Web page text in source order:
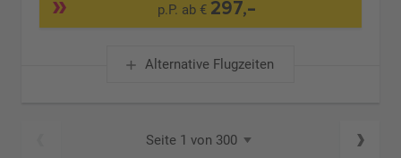
p.P. ab € 297,-
Alternative Flugzeiten
Seite 1 von 300